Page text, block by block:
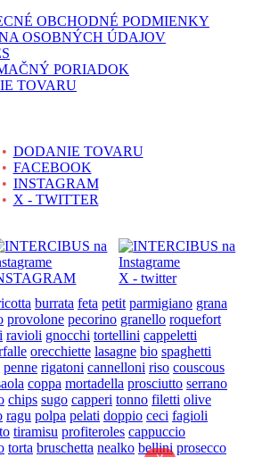
OBCHODNÉ PODMIENKY
OSOBNÝCH ÚDAJOV
PORIADOK
TOVARU
• DODANIE TOVARU
• FACEBOOK
• INSTAGRAM
• X - TWITTER
X - twitter
burrata feta petit parmigiano grana
provolone pecorino granello roquefort
ravioli gnocchi tortellini cappeletti
orecchiette lasagne bio spaghetti
penne rigatoni cannelloni riso couscous
coppa mortadella prosciutto serrano
chips sugo capperi tonno filetti olive
ragu polpa pelati doppio ceci fagioli
tiramisu profiteroles cappuccio
torta bruschetta nealko bellini prosecco